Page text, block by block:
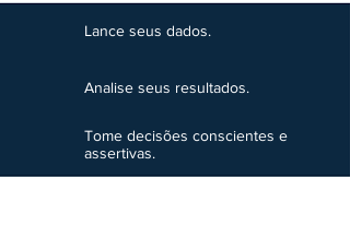
Lance seus dados.
Analise seus resultados.
Tome decisões conscientes e
assertivas.